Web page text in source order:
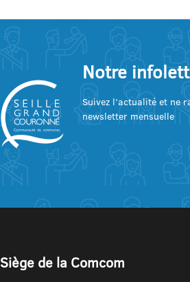
Notre
Suivez l’actualité et ne
newsletter mensuelle
Siège de la Comcom